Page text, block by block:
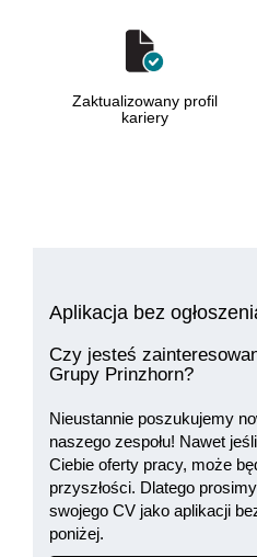
Zaktualizowany profil
kariery
Aplikacja bez
Czy jesteś
Grupy Prinzhorn?
Nieustannie poszukujemy
naszego zespołu! Nawet
Ciebie oferty pracy, może
przyszłości. Dlatego
swojego CV jako aplikacji
poniżej.